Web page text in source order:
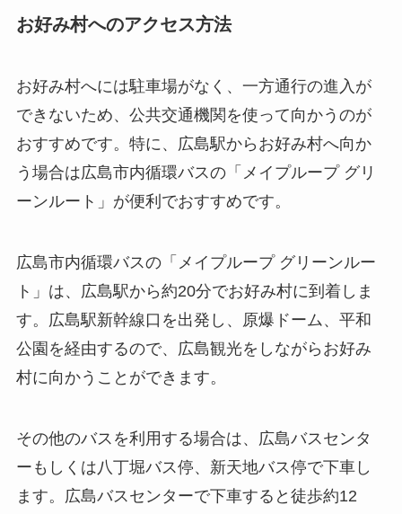
お好み村へのアクセス方法
お好み村へには駐車場がなく、一方通行の進入が
できないため、公共交通機関を使って向かうのが
おすすめです。特に、広島駅からお好み村へ向か
う場合は広島市内循環バスの「メイプループ グリ
ーンルート」が便利でおすすめです。
広島市内循環バスの「メイプループ グリーンルー
ト」は、広島駅から約20分でお好み村に到着しま
す。広島駅新幹線口を出発し、原爆ドーム、平和
公園を経由するので、広島観光をしながらお好み
村に向かうことができます。
その他のバスを利用する場合は、広島バスセンタ
ーもしくは八丁堀バス停、新天地バス停で下車し
ます。広島バスセンターで下車すると徒歩約12